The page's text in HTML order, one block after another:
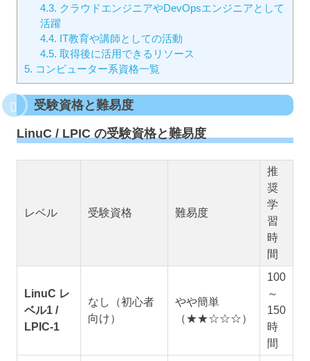
4.3. クラウドエンジニアやDevOpsエンジニアとして
活躍
4.4. IT教育や講師としての活動
4.5. 取得後に活用できるリソース
5. コンピューター系資格一覧
受験資格と難易度
LinuC / LPIC の受験資格と難易度
レベル 受験資格 難易度
推
奨
学
習
時
間
LinuC レ
ベル1 /
LPIC-1
なし（初心者
向け）
やや簡単
（★★☆☆☆）
100
～
150
時
間